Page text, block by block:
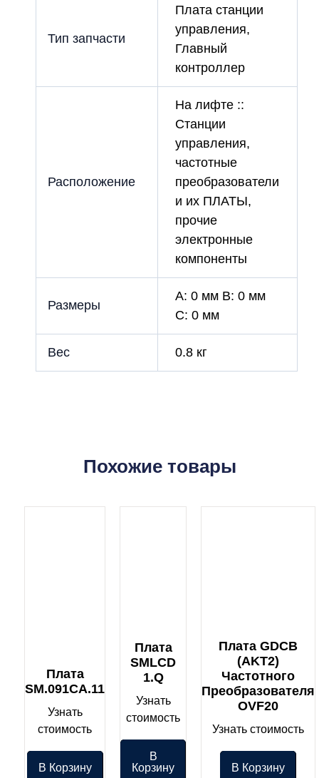
Тип запчасти
Плата станции
управления,
Главный
контроллер
Расположение
На лифте ::
Станции
управления,
частотные
преобразователи
и их ПЛАТЫ,
прочие
электронные
компоненты
Размеры
A: 0 мм B: 0 мм
C: 0 мм
Вес 0.8 кг
Похожие товары
Плата
SM.091CA.11
Узнать
стоимость
В Корзину
Плата
SMLCD
1.Q
Узнать
стоимость
В
Корзину
Плата GDCB
(AKT2)
Частотного
Преобразователя
OVF20
Узнать стоимость
В Корзину